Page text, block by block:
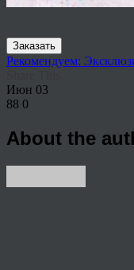
Заказать
Рекомендуем:
Июн 03
88 0
About the